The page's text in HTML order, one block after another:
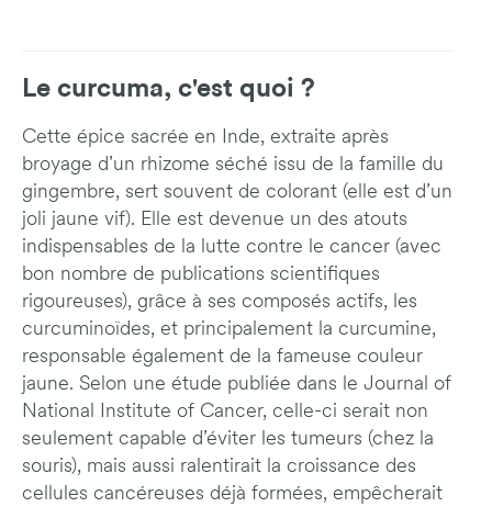
Le curcuma, c'est quoi ?
Cette épice sacrée en Inde, extraite après
broyage d’un rhizome séché issu de la famille du
gingembre, sert souvent de colorant (elle est d’un
joli jaune vif). Elle est devenue un des atouts
indispensables de la lutte contre le cancer (avec
bon nombre de publications scientifiques
rigoureuses), grâce à ses composés actifs, les
curcuminoïdes, et principalement la curcumine,
responsable également de la fameuse couleur
jaune. Selon une étude publiée dans le Journal of
National Institute of Cancer, celle-ci serait non
seulement capable d’éviter les tumeurs (chez la
souris), mais aussi ralentirait la croissance des
cellules cancéreuses déjà formées, empêcherait